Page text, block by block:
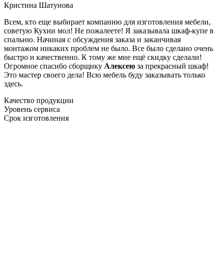
Кристина Шатунова
Всем, кто еще выбирает компанию для изготовления мебели,
советую Кухни мол! Не пожалеете! Я заказывала шкаф-купе в
спальню. Начиная с обсуждения заказа и заканчивая
монтажом никаких проблем не было. Все было сделано очень
быстро и качественно. К тому же мне ещё скидку сделали!
Огромное спасибо сборщику Алексею за прекрасный шкаф!
Это мастер своего дела! Всю мебель буду заказывать только
здесь.
Качество продукции
Уровень сервиса
Срок изготовления